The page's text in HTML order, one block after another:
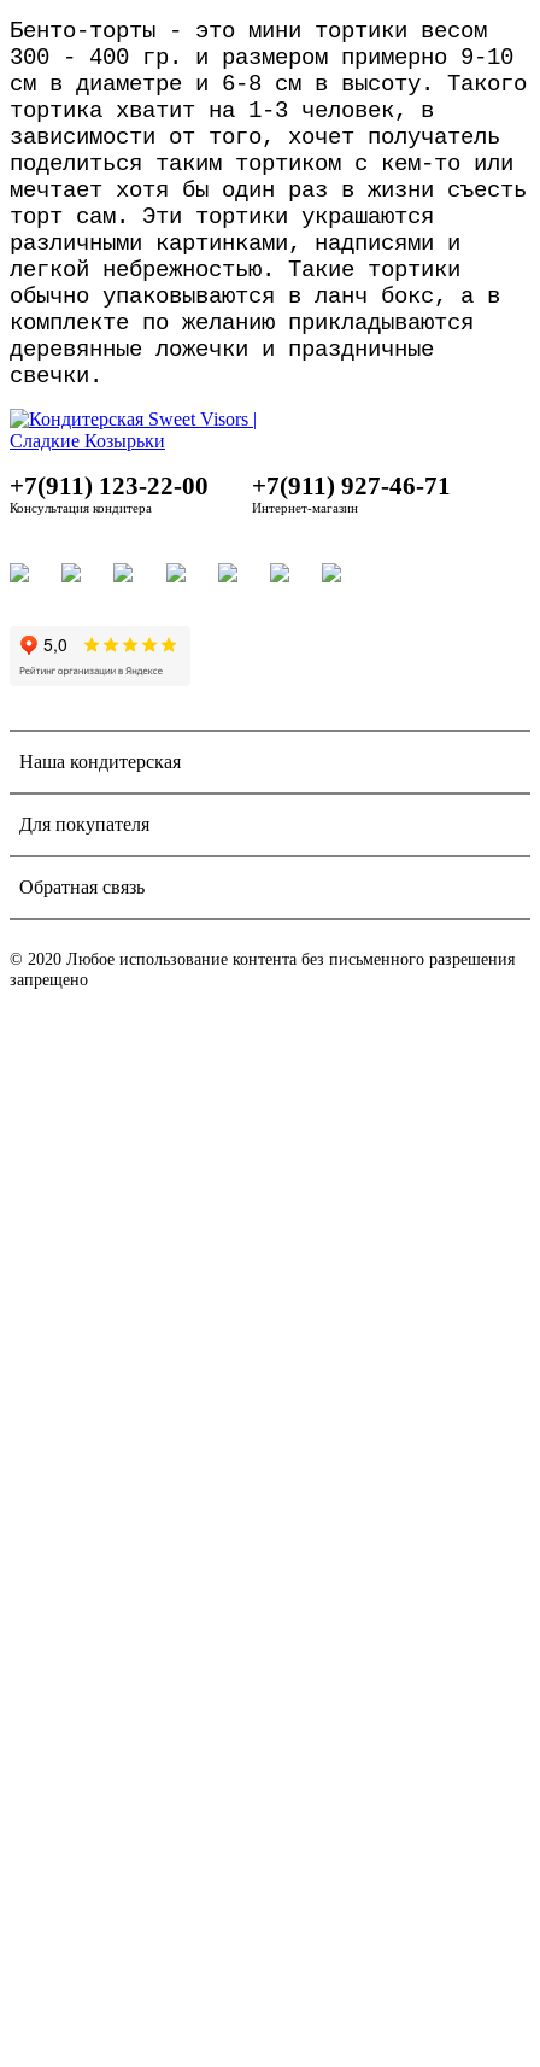
Бенто-торты - это мини тортики весом
300 - 400 гр. и размером примерно 9-10
см в диаметре и 6-8 см в высоту. Такого
тортика хватит на 1-3 человек, в
зависимости от того, хочет получатель
поделиться таким тортиком с кем-то или
мечтает хотя бы один раз в жизни съесть
торт сам. Эти тортики украшаются
различными картинками, надписями и
легкой небрежностью. Такие тортики
обычно упаковываются в ланч бокс, а в
комплекте по желанию прикладываются
деревянные ложечки и праздничные
свечки.
Наша кондитерская
Для покупателя
Обратная связь
+7(911) 123-22-00
Консультация кондитера
+7(911) 927-46-71
Интернет-магазин
© 2020 Любое использование контента без письменного разрешения
запрещено